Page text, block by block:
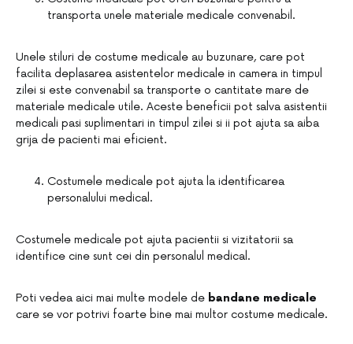
transporta unele materiale medicale convenabil.
Unele stiluri de costume medicale au buzunare, care pot
facilita deplasarea asistentelor medicale in camera in timpul
zilei si este convenabil sa transporte o cantitate mare de
materiale medicale utile. Aceste beneficii pot salva asistentii
medicali pasi suplimentari in timpul zilei si ii pot ajuta sa aiba
grija de pacienti mai eficient.
Costumele medicale pot ajuta la identificarea
personalului medical.
Costumele medicale pot ajuta pacientii si vizitatorii sa
identifice cine sunt cei din personalul medical.
Poti vedea aici mai multe modele de bandane medicale
care se vor potrivi foarte bine mai multor costume medicale.